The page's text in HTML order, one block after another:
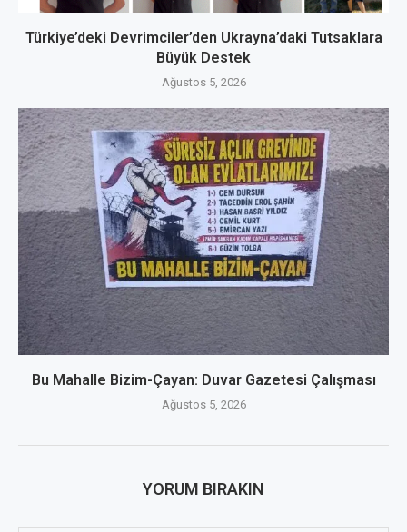
Türkiye’deki Devrimciler’den Ukrayna’daki Tutsaklara
Büyük Destek
Ağustos 5, 2026
Bu Mahalle Bizim-Çayan: Duvar Gazetesi Çalışması
Ağustos 5, 2026
YORUM BIRAKIN